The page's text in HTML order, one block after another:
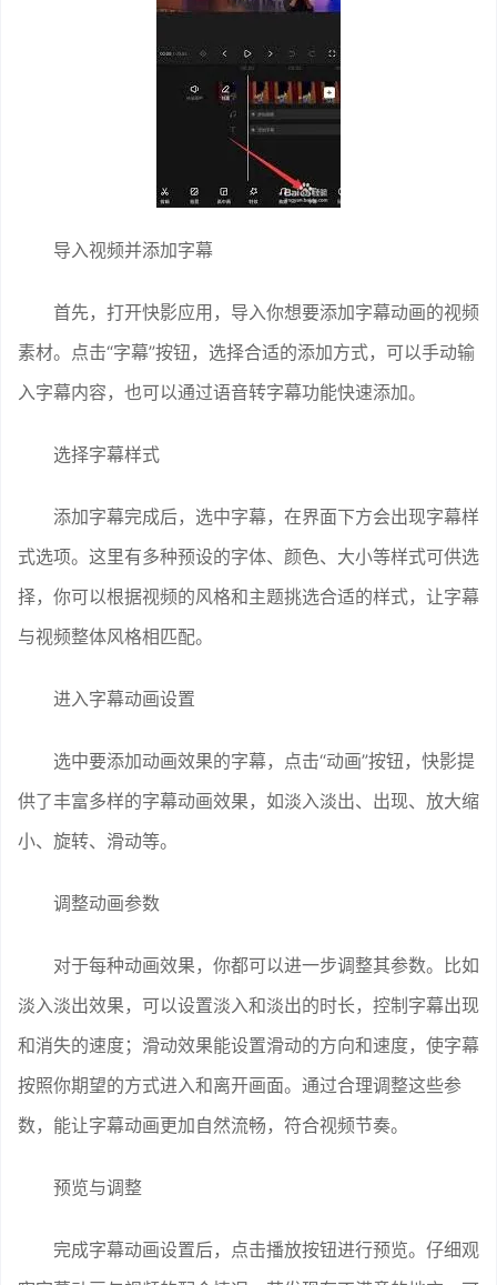
导入视频并添加字幕
首先，打开快影应用，导入你想要添加字幕动画的视频
素材。点击“字幕”按钮，选择合适的添加方式，可以手动输
入字幕内容，也可以通过语音转字幕功能快速添加。
选择字幕样式
添加字幕完成后，选中字幕，在界面下方会出现字幕样
式选项。这里有多种预设的字体、颜色、大小等样式可供选
择，你可以根据视频的风格和主题挑选合适的样式，让字幕
与视频整体风格相匹配。
进入字幕动画设置
选中要添加动画效果的字幕，点击“动画”按钮，快影提
供了丰富多样的字幕动画效果，如淡入淡出、出现、放大缩
小、旋转、滑动等。
调整动画参数
对于每种动画效果，你都可以进一步调整其参数。比如
淡入淡出效果，可以设置淡入和淡出的时长，控制字幕出现
和消失的速度；滑动效果能设置滑动的方向和速度，使字幕
按照你期望的方式进入和离开画面。通过合理调整这些参
数，能让字幕动画更加自然流畅，符合视频节奏。
预览与调整
完成字幕动画设置后，点击播放按钮进行预览。仔细观